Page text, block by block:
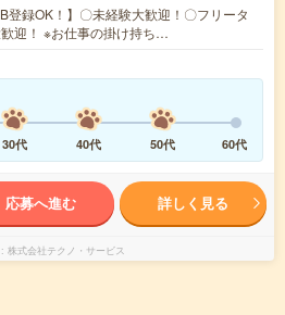
登録OK！】〇未経験大歓迎！〇フリータ
迎！ ※お仕事の掛け持ち…
30代 40代 50代 60代
応募へ進む 詳しく見る
株式会社テクノ・サービス